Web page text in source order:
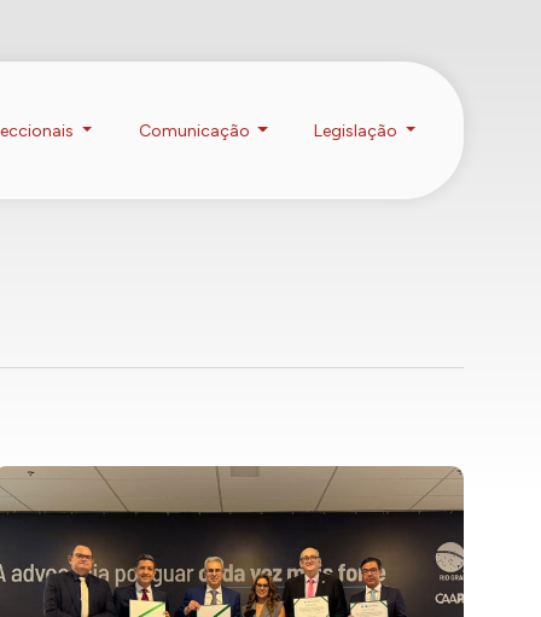
Comunicação Legislação